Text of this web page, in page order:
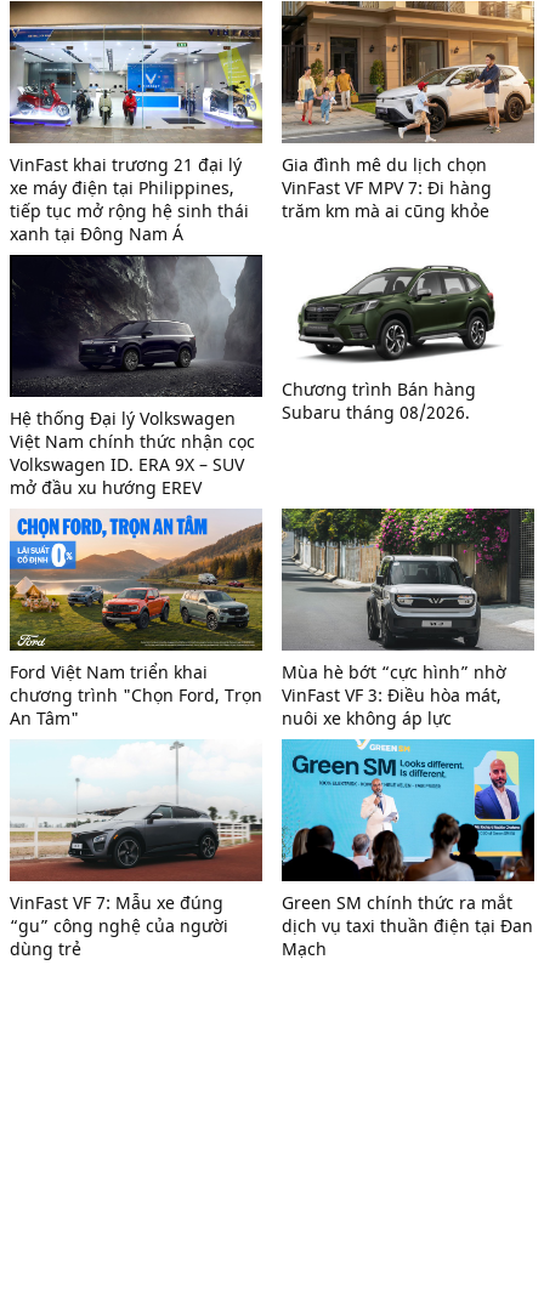
VinFast khai trương 21 đại lý
xe máy điện tại Philippines,
tiếp tục mở rộng hệ sinh thái
xanh tại Đông Nam Á
Gia đình mê du lịch chọn
VinFast VF MPV 7: Đi hàng
trăm km mà ai cũng khỏe
Hệ thống Đại lý Volkswagen
Việt Nam chính thức nhận cọc
Volkswagen ID. ERA 9X – SUV
mở đầu xu hướng EREV
Chương trình Bán hàng
Subaru tháng 08/2026.
Ford Việt Nam triển khai
chương trình "Chọn Ford, Trọn
An Tâm"
Mùa hè bớt “cực hình” nhờ
VinFast VF 3: Điều hòa mát,
nuôi xe không áp lực
VinFast VF 7: Mẫu xe đúng
“gu” công nghệ của người
dùng trẻ
Green SM chính thức ra mắt
dịch vụ taxi thuần điện tại Đan
Mạch